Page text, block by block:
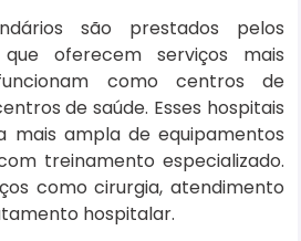
são prestados pelos
que oferecem serviços mais
como centros de
de saúde. Esses hospitais
mais ampla de equipamentos
treinamento especializado.
como cirurgia, atendimento
hospitalar.